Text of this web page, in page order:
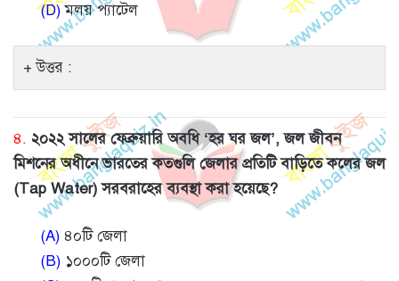
(D)মলয় প্যাটেল
উত্তর :
৪. ২০২২ সালের ফেব্রুয়ারি অবধি ‘হর ঘর জল’, জল জীবন
মিশনের অধীনে ভারতের কতগুলি জেলার প্রতিটি বাড়িতে কলের জল
(Tap Water) সরবরাহের ব্যবস্থা করা হয়েছে?
(A) ৪০টি জেলা
(B) ১০০০টি জেলা